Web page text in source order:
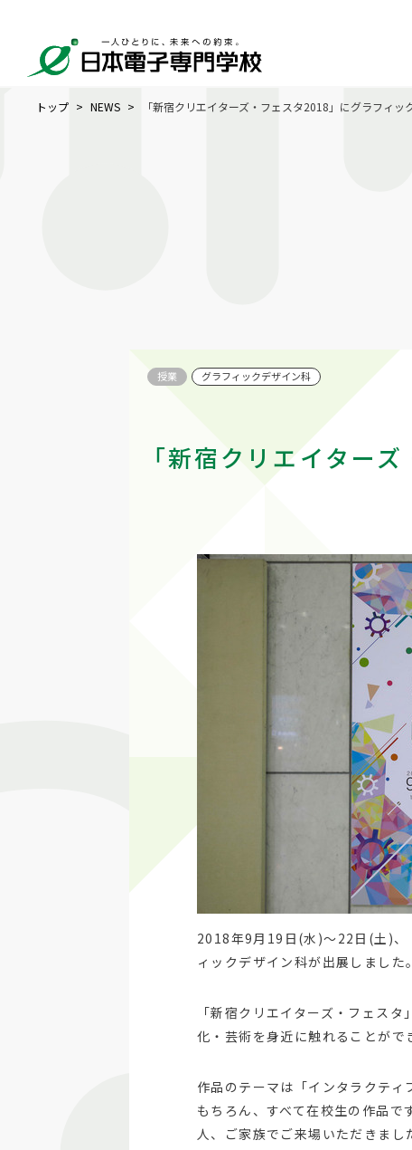
トップ NEWS 「新宿クリエイターズ・フェスタ2018」にグラフィ
授業 グラフィックデザイン科
「新宿クリエイター
2018年9月19日(水)～22日(土)、
ィックデザイン科が出展しました。
「新宿クリエイターズ・フェス
化・芸術を身近に触れることがで
作品のテーマは「インタラクティ
もちろん、すべて在校生の作品
人、ご家族でご来場いただきまし